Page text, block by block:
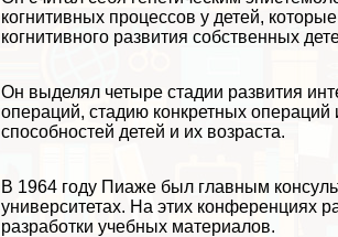
когнитивных процессов у детей,
когнитивного развития собственных
Он выделял четыре стадии развития
операций, стадию конкретных
способностей детей и их возраста.
В 1964 году Пиаже был главным
университетах. На этих конференциях
разработки учебных материалов.